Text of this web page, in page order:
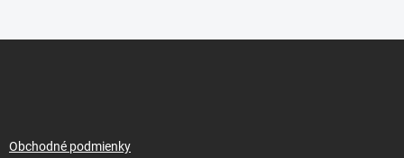
Obchodné podmienky